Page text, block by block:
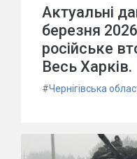
Актуальні
березня
російське
Весь Харків.
#Чернігівська